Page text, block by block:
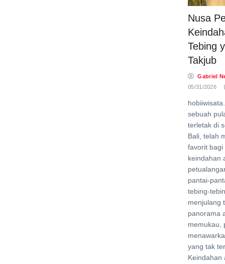
Nusa
Tebing
Takjub
Gabriel
05/31/2026
sebuah
terletak di
Bali, telah
favorit
keindahan
pantai-
tebing-
menjulang
panorama
memukau,
yang tak
Keindahan